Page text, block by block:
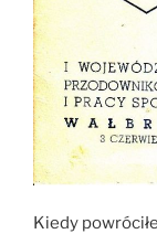
Kiedy